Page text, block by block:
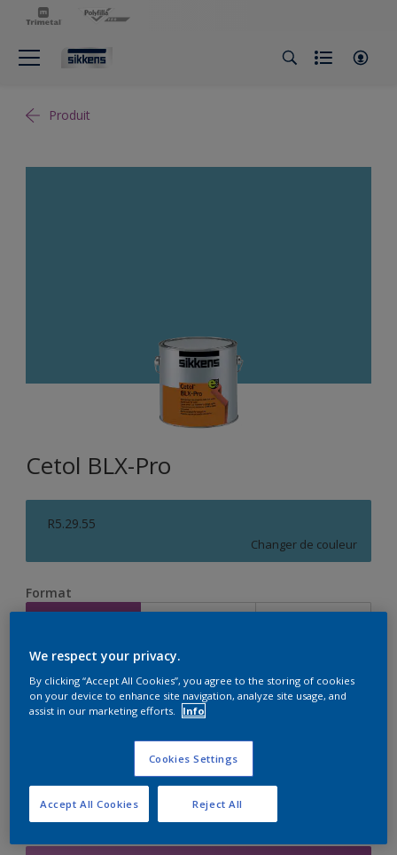
Produit
Cetol BLX-Pro
R5.29.55
Changer de couleur
Format
Calculer
Ajouter à la liste d’achats
We respect your privacy.
By clicking “Accept All Cookies”, you agree to the storing of cookies
on your device to enhance site navigation, analyze site usage, and
assist in our marketing efforts.
Info
Cookies Settings
Reject All
Accept All Cookies